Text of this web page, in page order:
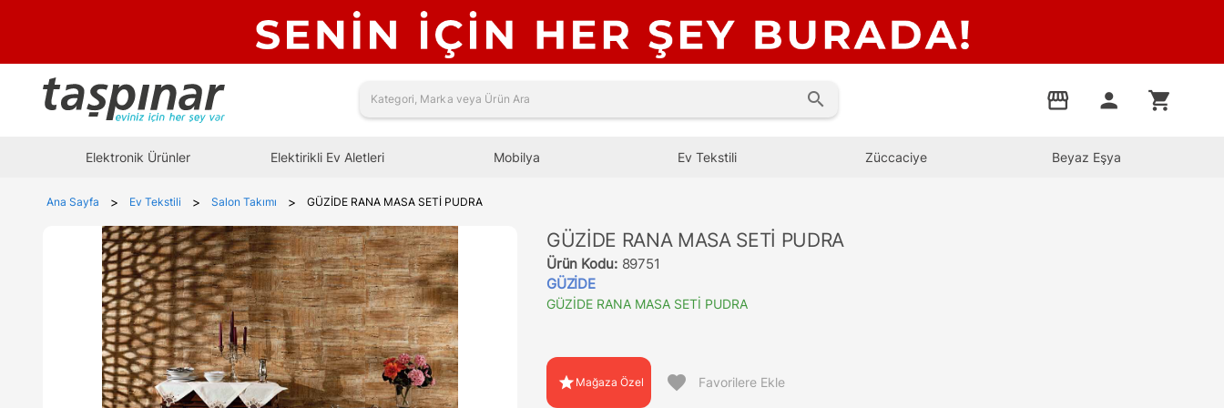
search storefront person shopping_cart
Elektronik Ürünler Elektirikli Ev Aletleri Mobilya Ev Tekstili Züccaciye Beyaz Eşya
Ana Sayfa > Ev Tekstili > Salon Takımı > GÜZİDE RANA MASA SETİ PUDRA
GÜZİDE RANA MASA SETİ PUDRA
Ürün Kodu: 89751
GÜZİDE
GÜZİDE RANA MASA SETİ PUDRA
star Mağaza Özel favorite Favorilere Ekle